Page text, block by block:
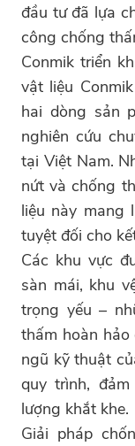
đầu tư đã lựa
công chống
Conmik triển
vật liệu
hai dòng sản
nghiên cứu
tại Việt Nam.
nứt và chống
liệu này mang
tuyệt đối cho
Các khu vực
sàn mái, khu
trọng yếu –
thấm hoàn
ngũ kỹ thuật
quy trình,
lượng khắt khe.
Giải pháp